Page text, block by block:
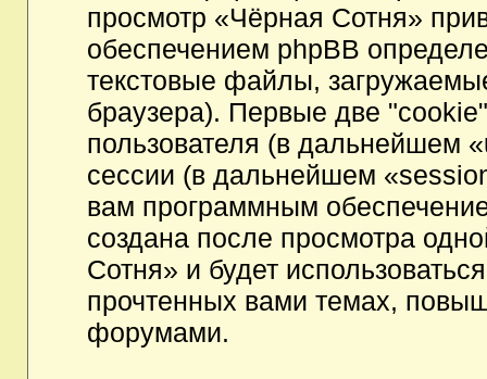
просмотр «Чёрная Сотня»
обеспечением phpBB
текстовые файлы,
браузера). Первые две
пользователя (в дальнейшем
сессии (в дальнейшем
вам программным
создана после просмотра
Сотня» и будет
прочтенных вами темах,
форумами.